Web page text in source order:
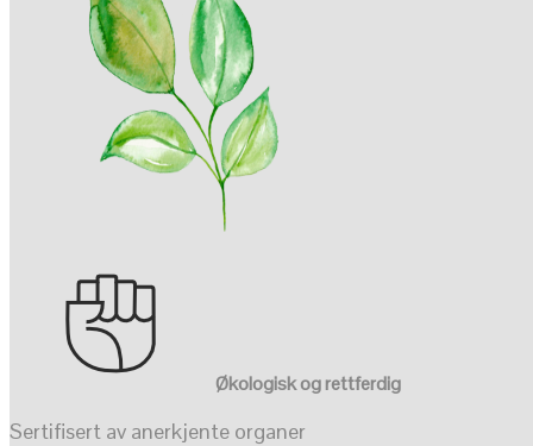
Økologisk og rettferdig
Sertifisert av anerkjente organer